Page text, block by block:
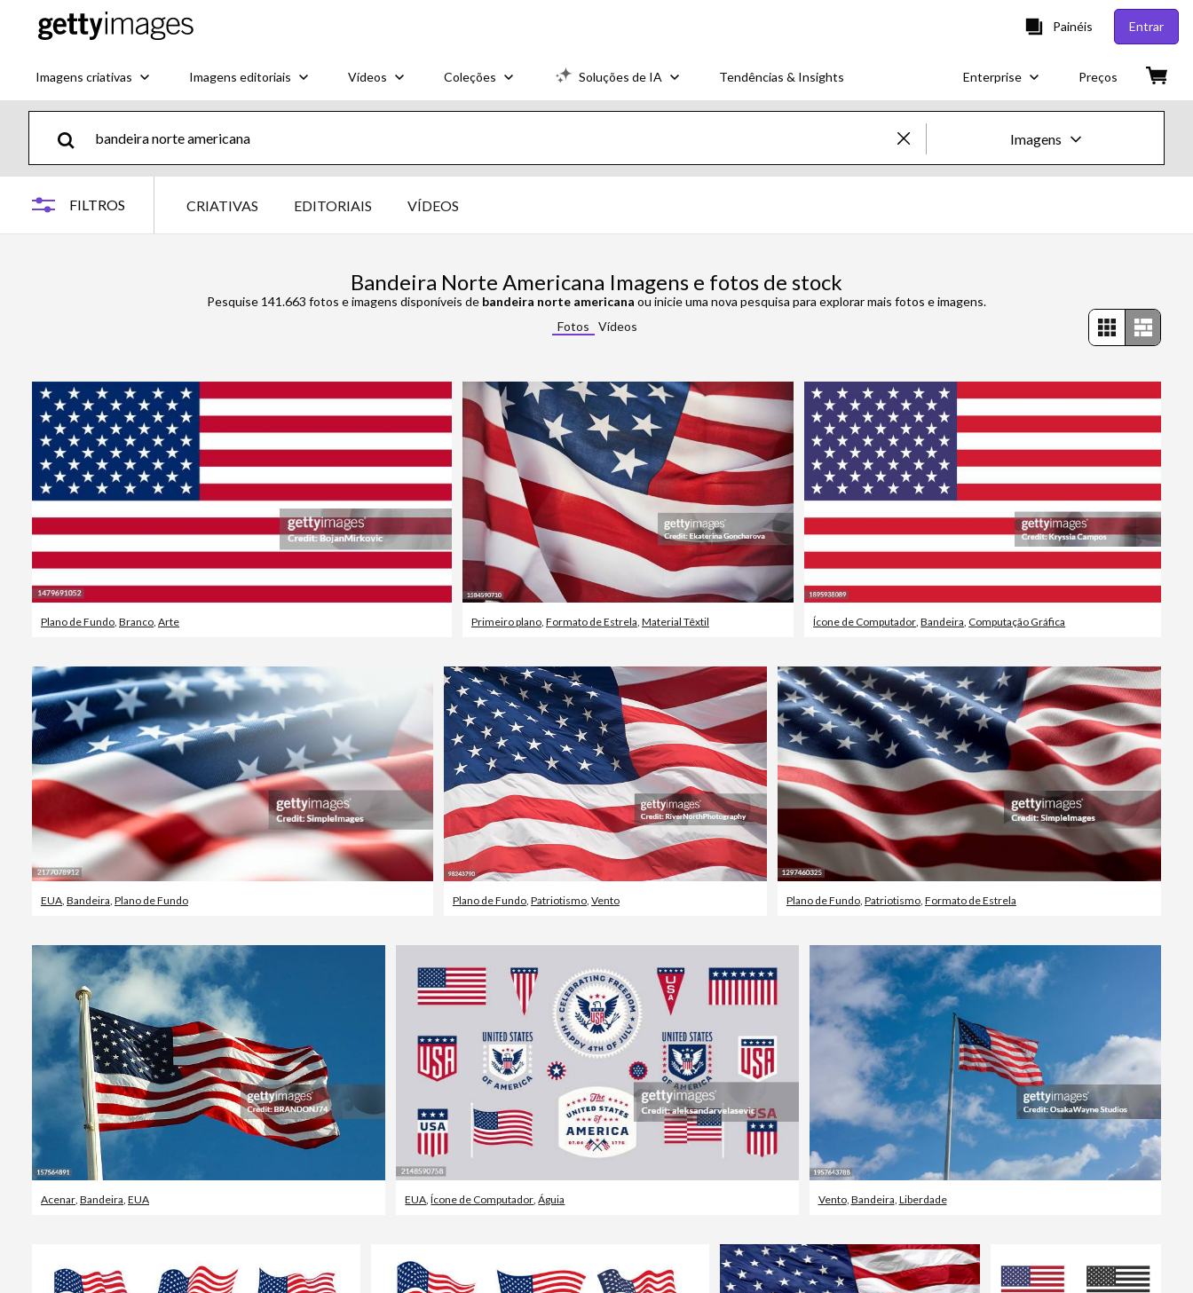
Painéis Entrar
Imagens criativas Imagens editoriais Vídeos Coleções Soluções de IA Tendências & Insights Enterprise Preços
Imagens
Imagens editoriais
Vídeos criativos
Vídeos editoriais
FILTROS CRIATIVAS EDITORIAIS VÍDEOS
Bandeira Norte Americana Imagens e fotos de stock
Pesquise 141.663 fotos e imagens disponíveis de bandeira norte americana ou inicie uma nova pesquisa para explorar mais fotos e imagens.
Fotos
Vídeos
Plano de Fundo Branco Arte Primeiro plano, Formato de Estrela Material Têxtil Ícone de Computador ,Bandeira Computação Gráfica
EUA, Bandeira, Plano de Fundo Plano de Fundo, Patriotismo, Vento Plano de Fundo, Patriotismo, Formato de Estrela
Acenar Bandeira EUA EUA ,Ícone de Computador ,Águia Vento, Bandeira Liberdade